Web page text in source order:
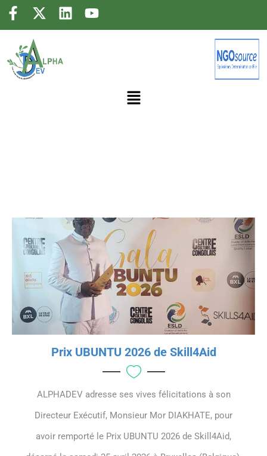
Prix UBUNTU 2026 de Skill4Aid
ALPHADEV adresse ses vives félicitations à son
Directeur Exécutif, Monsieur Mor DIAKHATE, pour
avoir remporté le Prix UBUNTU 2026 de Skill4Aid,